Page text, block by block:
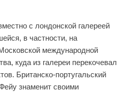
с лондонской галереей
в частности, на
международной
куда из галереи перекочевал
Британско-португальский
знаменит своими